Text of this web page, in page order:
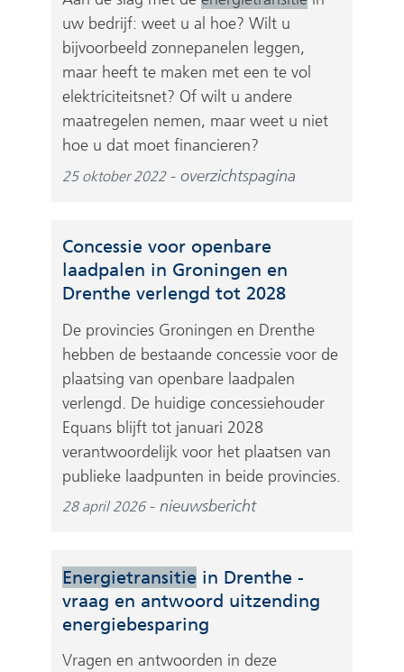
uw bedrijf: weet u al hoe? Wilt u
bijvoorbeeld zonnepanelen leggen,
maar heeft te maken met een te vol
elektriciteitsnet? Of wilt u andere
maatregelen nemen, maar weet u niet
hoe u dat moet financieren?
25 oktober 2022 overzichtspagina
Concessie voor openbare
laadpalen in Groningen en
Drenthe verlengd tot 2028
De provincies Groningen en Drenthe
hebben de bestaande concessie voor de
plaatsing van openbare laadpalen
verlengd. De huidige concessiehouder
Equans blijft tot januari 2028
verantwoordelijk voor het plaatsen van
publieke laadpunten in beide provincies.
28 april 2026 nieuwsbericht
Energietransitiein Drenthe -
vraag en antwoord uitzending
energiebesparing
Vragen en antwoorden in deze